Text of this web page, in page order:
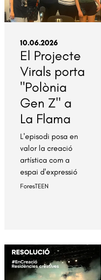
10.06.2026
El Projecte
Virals porta
"Polònia
Gen Z" a
La Flama
L'episodi posa en
valor la creació
artística com a
espai d'expressió
ForesTEEN